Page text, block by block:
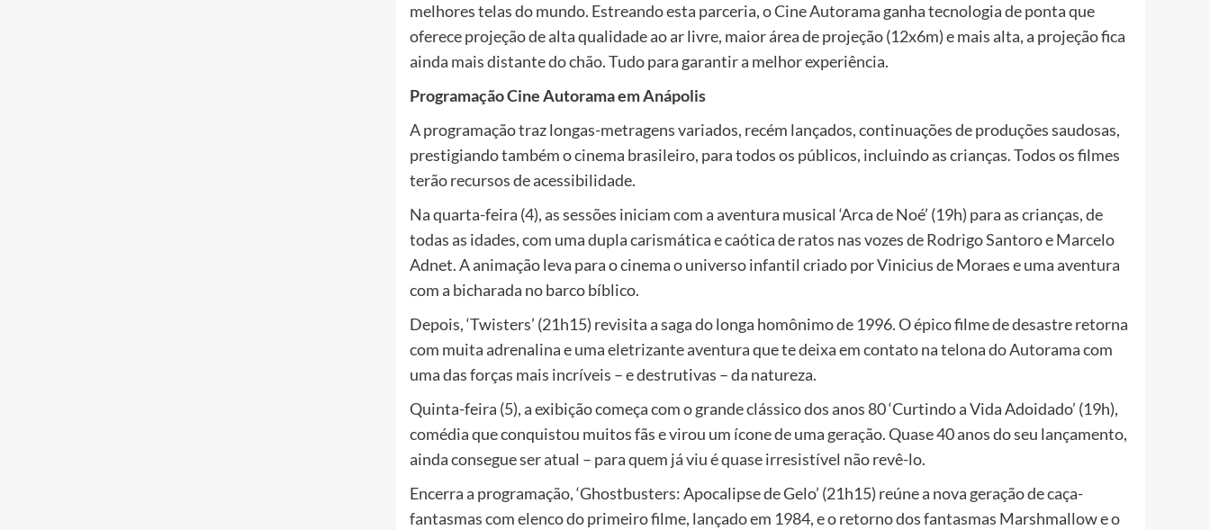
melhores telas do mundo. Estreando esta parceria, o Cine Autorama ganha tecnologia de ponta que
oferece projeção de alta qualidade ao ar livre, maior área de projeção (12x6m) e mais alta, a projeção fica
ainda mais distante do chão. Tudo para garantir a melhor experiência.
Programação Cine Autorama em Anápolis
A programação traz longas-metragens variados, recém lançados, continuações de produções saudosas,
prestigiando também o cinema brasileiro, para todos os públicos, incluindo as crianças. Todos os filmes
terão recursos de acessibilidade.
Na quarta-feira (4), as sessões iniciam com a aventura musical ‘Arca de Noé’ (19h) para as crianças, de
todas as idades, com uma dupla carismática e caótica de ratos nas vozes de Rodrigo Santoro e Marcelo
Adnet. A animação leva para o cinema o universo infantil criado por Vinicius de Moraes e uma aventura
com a bicharada no barco bíblico.
Depois, ‘Twisters’ (21h15) revisita a saga do longa homônimo de 1996. O épico filme de desastre retorna
com muita adrenalina e uma eletrizante aventura que te deixa em contato na telona do Autorama com
uma das forças mais incríveis – e destrutivas – da natureza.
Quinta-feira (5), a exibição começa com o grande clássico dos anos 80 ‘Curtindo a Vida Adoidado’ (19h),
comédia que conquistou muitos fãs e virou um ícone de uma geração. Quase 40 anos do seu lançamento,
ainda consegue ser atual – para quem já viu é quase irresistível não revê-lo.
Encerra a programação, ‘Ghostbusters: Apocalipse de Gelo’ (21h15) reúne a nova geração de caça-
fantasmas com elenco do primeiro filme, lançado em 1984, e o retorno dos fantasmas Marshmallow e o